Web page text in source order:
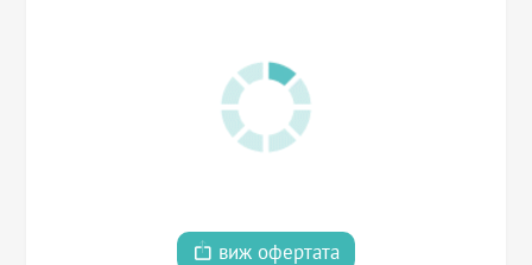
виж офертата